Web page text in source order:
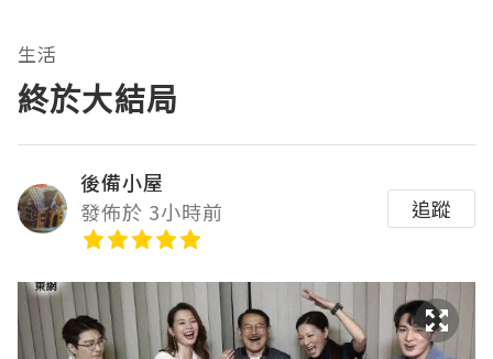
生活
終於大結局
後備小屋
發佈於 3小時前
追蹤